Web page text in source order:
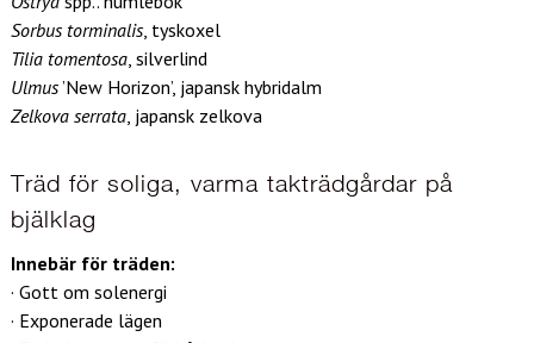
Sorbus torminalis, tyskoxel
Tilia tomentosa, silverlind
Ulmus’New Horizon’, japansk hybridalm
Zelkova serrata, japansk zelkova
Träd för soliga, varma takträdgårdar på
bjälklag
Innebär för träden:
· Gott om solenergi
· Exponerade lägen